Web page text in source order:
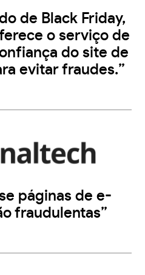
de Black Friday,
o serviço de
do site de
evitar fraudes.”
páginas de e-
fraudulentas”